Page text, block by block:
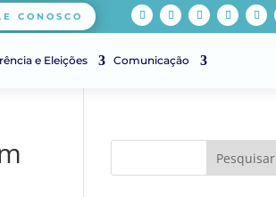
CONOSCO
e Eleições Comunicação
Pesquisar